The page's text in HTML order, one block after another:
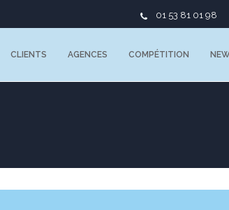
01 53 81 01 98
CLIENTS AGENCES COMPÉTITION